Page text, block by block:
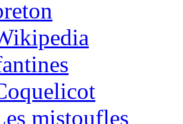
mistoufles